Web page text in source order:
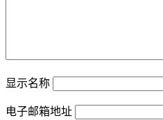
显示名称
电子邮箱地址